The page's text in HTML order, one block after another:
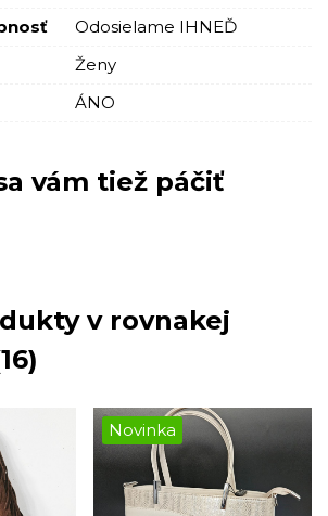
Odosielame IHNEĎ
Ženy
ÁNO
vám tiež páčiť
v rovnakej
Novinka